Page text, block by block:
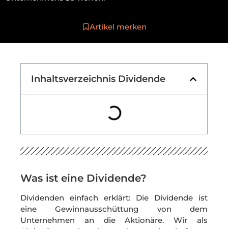
Artikel merken
Inhaltsverzeichnis Dividende
Was ist eine Dividende?
Dividenden einfach erklärt: Die Dividende ist
eine Gewinnausschüttung von dem
Unternehmen an die Aktionäre. Wir als